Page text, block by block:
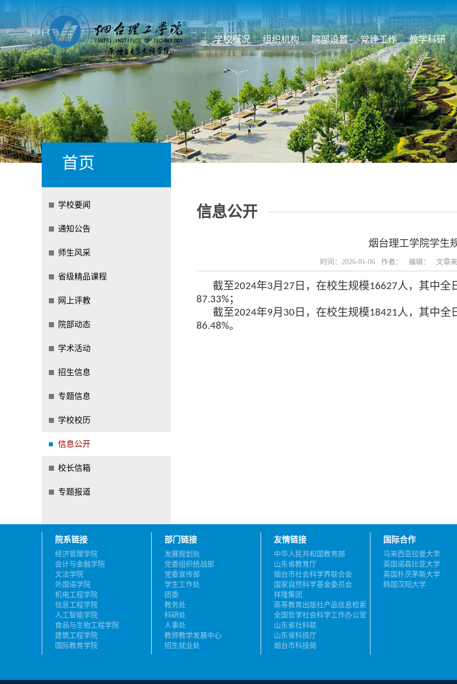
学校概况 组织机构 院部设置 党建工作 教学科研
首页
学校要闻
通知公告
师生风采
省级精品课程
网上评教
院部动态
学术活动
招生信息
专题信息
学校校历
信息公开
校长信箱
专题报道
信息公开
烟台理工学院学生
时间：2026-01-06 作者： 编辑： 文章
截至2024年3月 27 日，在校生规模16627人，其中全
87.33%；
截至2024年9月 30 日，在校生规模18421人，其中全
86.48%。
院系链接
经济管理学院
会计与金融学院
文法学院
外国语学院
机电工程学院
信息工程学院
人工智能学院
食品与生物工程学院
建筑工程学院
国际教育学院
部门链接
发展规划处
党委组织统战部
党委宣传部
学生工作处
团委
教务处
科研处
人事处
教师教学发展中心
招生就业处
友情链接
中华人民共和国教育部
山东省教育厅
烟台市社会科学界联合会
国家自然科学基金委员会
祥隆集团
高等教育出版社产品信息检索
系统
全国哲学社会科学工作办公室
山东省社科联
山东省科技厅
烟台市科技局
国际合作
马来西亚拉曼大学
英国诺森比亚大学
英国朴茨茅斯大学
韩国汉阳大学